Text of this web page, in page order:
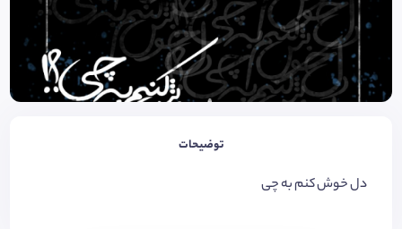
توضیحات
دل خوش کنم به چی